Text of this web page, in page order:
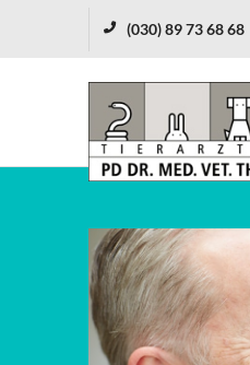
(030) 89 73 68 68